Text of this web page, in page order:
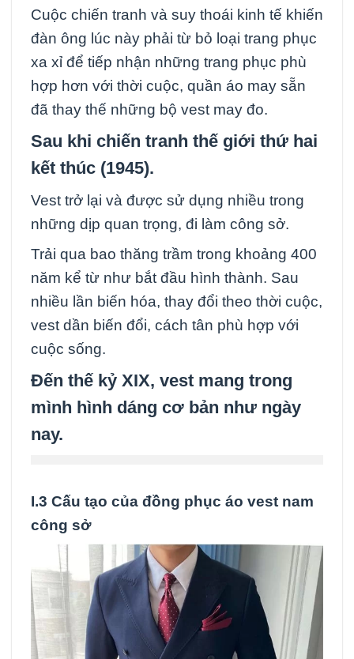
Cuộc chiến tranh và suy thoái kinh tế khiến
đàn ông lúc này phải từ bỏ loại trang phục
xa xỉ để tiếp nhận những trang phục phù
hợp hơn với thời cuộc, quần áo may sẵn
đã thay thế những bộ vest may đo.
Sau khi chiến tranh thế giới thứ hai
kết thúc (1945).
Vest trở lại và được sử dụng nhiều trong
những dịp quan trọng, đi làm công sở.
Trải qua bao thăng trầm trong khoảng 400
năm kể từ như bắt đầu hình thành. Sau
nhiều lần biến hóa, thay đổi theo thời cuộc,
vest dần biến đổi, cách tân phù hợp với
cuộc sống.
Đến thế kỷ XIX, vest mang trong
mình hình dáng cơ bản như ngày
nay.
I.3 Cấu tạo của đồng phục áo vest nam
công sở